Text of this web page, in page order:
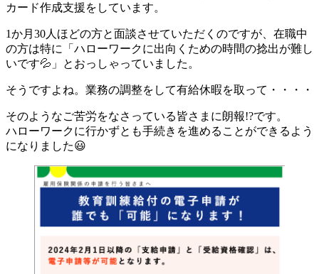
カード作成支援をしています。
1か月30人ほどの方と面談させていただくのですが、在職中
の方は特に「ハローワークに出向くための時間の捻出が難し
いです💦」とおっしゃっていました。
そうですよね。業務の調整をして有給休暇を取って・・・・
そのようなご苦労をなさっている皆さまに朗報!?です。
ハローワークに行かずとも手続きを進めることができるよう
になりました😃